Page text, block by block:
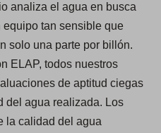
analiza el agua en busca
tan sensible que
solo una parte por billón.
ELAP, todos nuestros
de aptitud ciegas
del agua realizada. Los
la calidad del agua